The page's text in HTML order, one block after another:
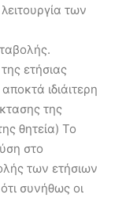
των
ετήσιας
ιδιάιτερη
της
θητεία) Το
στο
των ετήσιων
συνήθως οι